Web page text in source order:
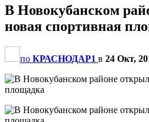
В Новокубанском
новая спортивная
по КРАСНОДАР1 в 24 Окт,